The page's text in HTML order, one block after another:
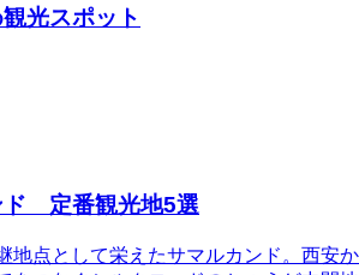
光スポット
ド 定番観光地5選
点として栄えたサマルカンド。西安か